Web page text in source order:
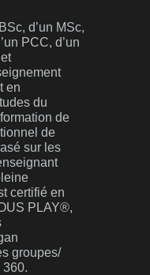
d’un MSc,
PCC, d’un
en
du
de
de
sur les
certifié en
PLAY®,
groupes/
360.